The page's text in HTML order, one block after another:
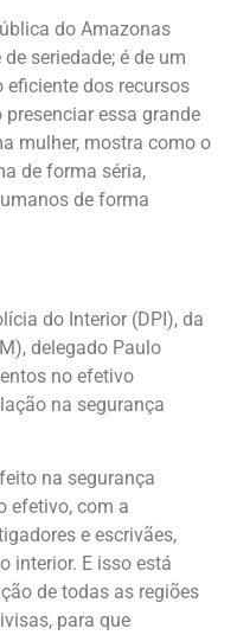
do Amazonas
seriedade; é de um
eficiente dos recursos
essa grande
mulher, mostra como o
de forma séria,
de forma
do Interior (DPI), da
delegado Paulo
no efetivo
na segurança
na segurança
efetivo, com a
e escrivães,
interior. E isso está
de todas as regiões
para que